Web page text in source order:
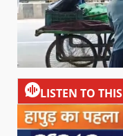
LISTEN TO THIS